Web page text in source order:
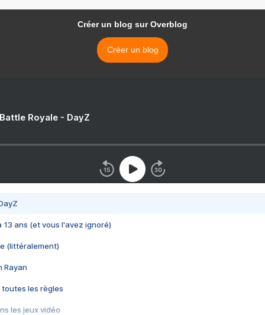
Créer un blog sur Overblog
Créer un blog
Royale - DayZ
13 ans (et vous l'avez ignoré)
(littéralement)
Rayan
toutes les règles
les jeux vidéo